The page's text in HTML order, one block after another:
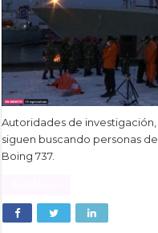
Autoridades de
siguen buscando personas
Boing 737.